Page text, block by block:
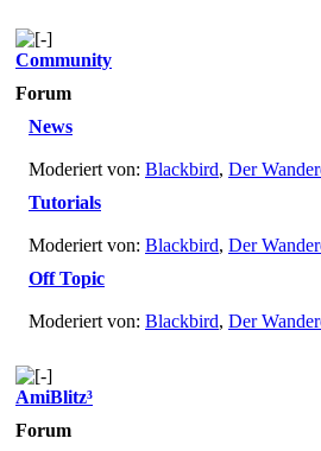
Community
Forum
News
Moderiert von: Blackbird, Der
Tutorials
Moderiert von: Blackbird, Der
Off Topic
Moderiert von: Blackbird, Der
AmiBlitz³
Forum